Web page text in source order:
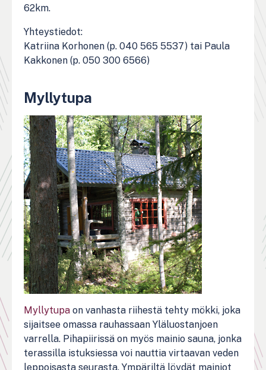
62km.
Yhteystiedot:
Katriina Korhonen (p. 040 565 5537) tai Paula
Kakkonen (p. 050 300 6566)
Myllytupa
Myllytupa on vanhasta riihestä tehty mökki, joka
sijaitsee omassa rauhassaan Yläluostanjoen
varrella. Pihapiirissä on myös mainio sauna, jonka
terassilla istuksiessa voi nauttia virtaavan veden
leppoisasta seurasta. Ympäriltä löydät mainiot